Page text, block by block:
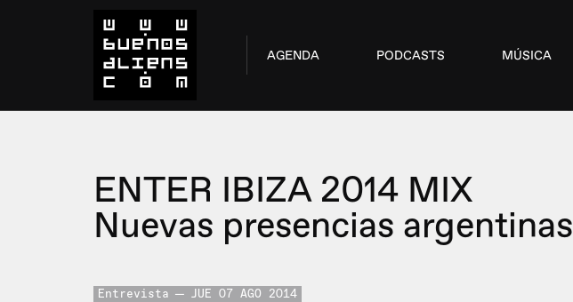
AGENDA PODCASTS MÚSICA
ENTER IBIZA 2014 MIX
Nuevas presencias argentinas
Entrevista JUE 07 AGO 2014